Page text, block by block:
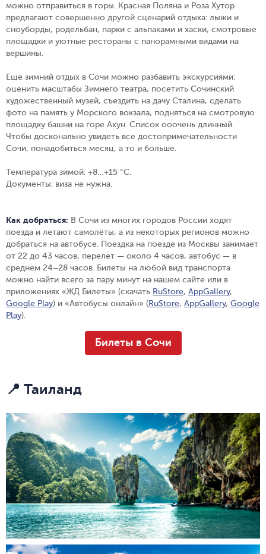
можно отправиться в горы. Красная Поляна и Роза Хутор
предлагают совершенно другой сценарий отдыха: лыжи и
сноуборды, родельбан, парки с альпаками и хаски, смотровые
площадки и уютные рестораны с панорамными видами на
вершины.
Ещё зимний отдых в Сочи можно разбавить экскурсиями:
оценить масштабы Зимнего театра, посетить Сочинский
художественный музей, съездить на дачу Сталина, сделать
фото на память у Морского вокзала, подняться на смотровую
площадку башни на горе Ахун. Список ооочень длинный.
Чтобы досконально увидеть все достопримечательности
Сочи, понадобиться месяц, а то и больше.
Температура зимой: +8…+15 °C.
Документы: виза не нужна.
Как добраться: В Сочи из многих городов России ходят
поезда и летают самолёты, а из некоторых регионов можно
добраться на автобусе. Поездка на поезде из Москвы занимает
от 22 до 43 часов, перелёт — около 4 часов, автобус — в
среднем 24–28 часов. Билеты на любой вид транспорта
можно найти всего за пару минут на нашем сайте или в
приложениях «ЖД Билеты» (скачать RuStore, AppGallery,
Google Play) и «Автобусы онлайн» (RuStore, AppGallery, Google
Play).
Билеты в Сочи
📍 Таиланд